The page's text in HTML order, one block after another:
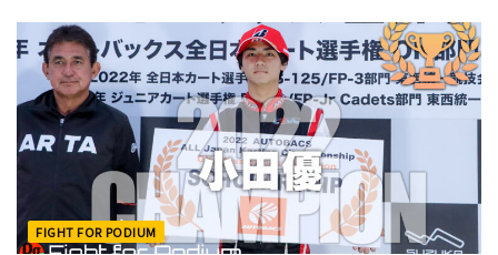
FIGHT FOR PODIUM